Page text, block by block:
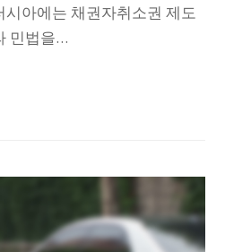
아에는 채권자취소권 제도
민법을…